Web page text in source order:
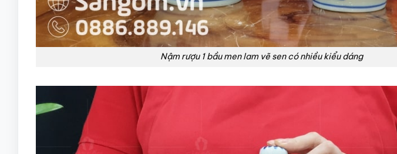
Nậm rượu 1 bầu men lam vẽ sen có nhiều kiểu dáng